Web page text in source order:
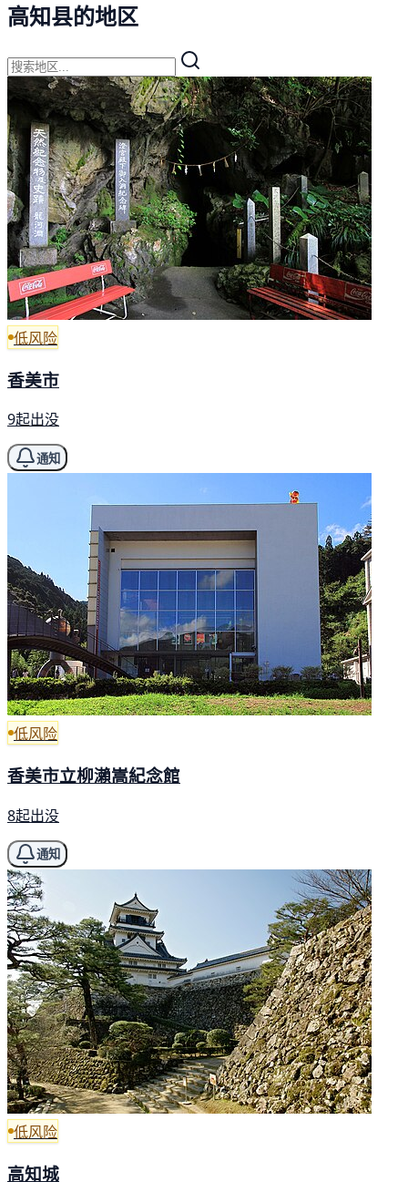
高知县的地区
低风险
香美市
9起出没
通知
低风险
香美市立柳瀨嵩紀念館
8起出没
通知
低风险
高知城